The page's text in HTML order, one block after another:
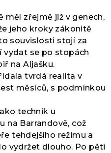
měl zřejmě již v genech,
jeho kroky zákonitě
souvislosti stojí za
vydat se po stopách
na Aljašku.
tvrdá realita v
měsíců, s podmínkou
technik u
na Barrandově, což
tehdejšího režimu a
vydržet dlouho. Po pěti